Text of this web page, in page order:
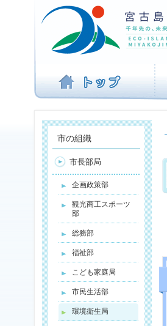
ビ
を
ば
す
市の組織
市長部局
企画政策部
観光商工スポーツ
部
総務部
福祉部
こども家庭局
市民生活部
環境衛生局